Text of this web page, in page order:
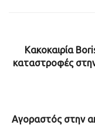
Κακοκαιρία
καταστροφές
Αγοραστός στην